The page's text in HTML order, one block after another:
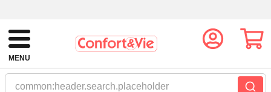
MENU
common:header.search.placeholder